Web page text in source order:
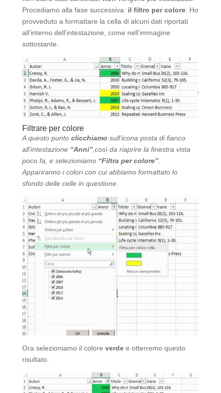
Procediamo alla fase successiva: il filtro per colore. Ho
provveduto a formattare la cella di alcuni dati riportati
all’interno dell’intestazione, come nell’immagine
sottostante.
Filtrare per colore
A questo punto clicchiamo sull’icona posta di fianco
all’intestazione “Anni”, così da riaprire la finestra vista
poco fa, e selezioniamo“Filtra per colore”.
Appariranno i colori con cui abbiamo formattato lo
sfondo delle celle in questione.
Ora selezioniamo il colore verdee otterremo questo
risultato.